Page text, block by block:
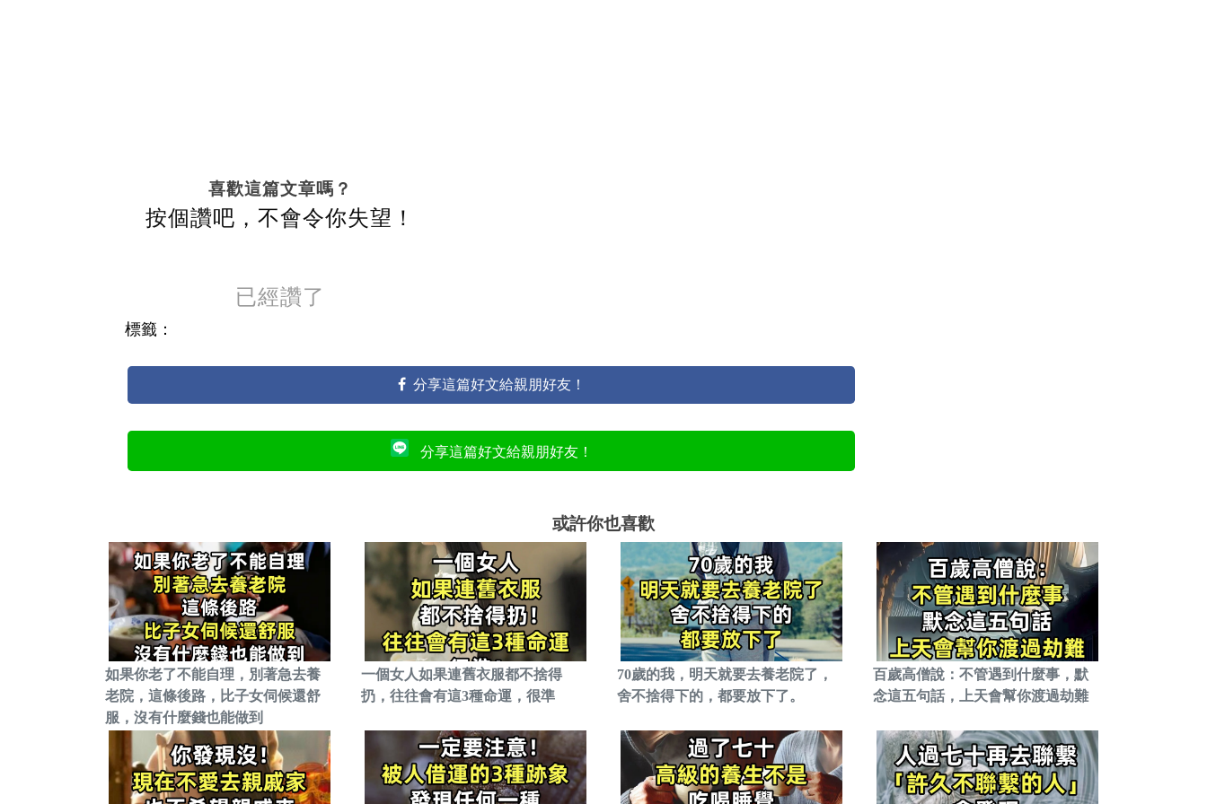
喜歡這篇文章嗎？
按個讚吧，不會令你失望！
已經讚了
標籤：
分享這篇好文給親朋好友！
分享這篇好文給親朋好友！
或許你也喜歡
如果你老了不能自理，別著急去養
老院，這條後路，比子女伺候還舒
服，沒有什麼錢也能做到
一個女人如果連舊衣服都不捨得
扔，往往會有這3種命運，很準
70歲的我，明天就要去養老院了，
舍不捨得下的，都要放下了。
百歲高僧說：不管遇到什麼事，默
念這五句話，上天會幫你渡過劫難